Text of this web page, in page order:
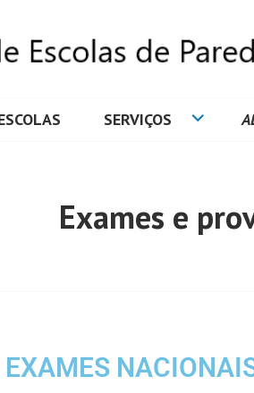
SERVIÇOS
Exames e